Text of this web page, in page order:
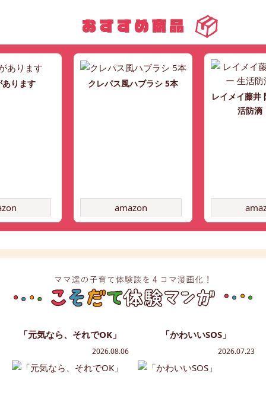
あります クレパス風ハブラシ 5本
amazon
レイメイ藤井
活防滴
「元気なら、それでOK」
2026.08.06
「かわいいSOS」
2026.07.23